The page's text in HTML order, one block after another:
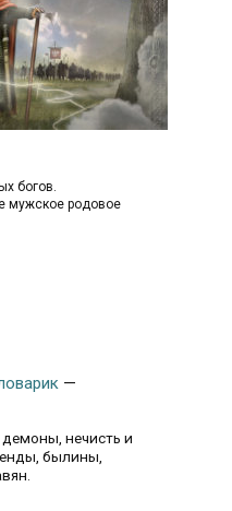
богов.
мужское родовое
—
нечисть и
былины,